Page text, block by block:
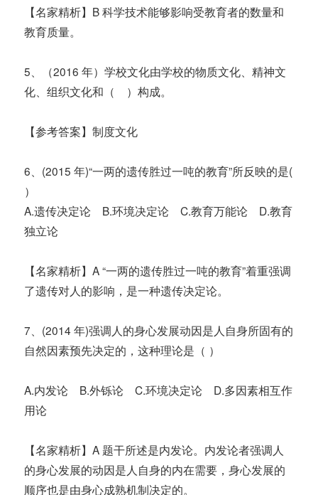
【名家精析】B 科学技术能够影响受教育者的数量和
教育质量。
5、（2016 年）学校文化由学校的物质文化、精神文
化、组织文化和（ ）构成。
【参考答案】制度文化
6、(2015 年)“一两的遗传胜过一吨的教育”所反映的是(
）
A.遗传决定论 B.环境决定论 C.教育万能论 D.教育
独立论
【名家精析】A “一两的遗传胜过一吨的教育”着重强调
了遗传对人的影响，是一种遗传决定论。
7、(2014 年)强调人的身心发展动因是人自身所固有的
自然因素预先决定的，这种理论是（ ）
A.内发论 B.外铄论 C.环境决定论 D.多因素相互作
用论
【名家精析】A 题干所述是内发论。内发论者强调人
的身心发展的动因是人自身的内在需要，身心发展的
顺序也是由身心成熟机制决定的。